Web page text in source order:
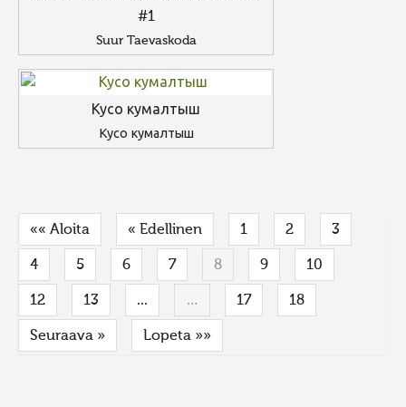
#1
Suur Taevaskoda
Кусо кумалтыш
Кусо кумалтыш
«« Aloita « Edellinen 1 2 3
4 5 6 7 8 9 10
12 13 ... … 17 18
Seuraava » Lopeta »»